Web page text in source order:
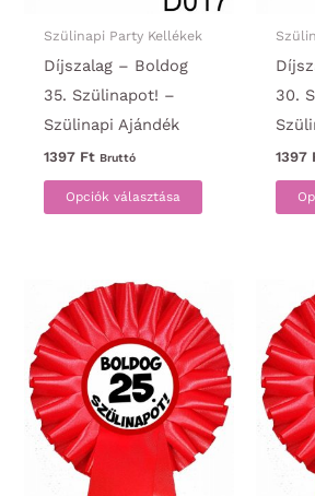
Szülinapi Party Kellékek
Díjszalag – Boldog
35. Szülinapot! –
Szülinapi Ajándék
1397 Ft Bruttó
Opciók választása
Ennek
a
van.
A
változatok
a
termékoldalon
30.
1397